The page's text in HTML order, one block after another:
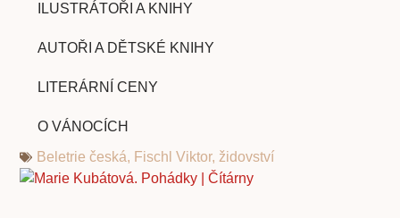
ILUSTRÁTOŘI A KNIHY
AUTOŘI A DĚTSKÉ KNIHY
LITERÁRNÍ CENY
O VÁNOCÍCH
Beletrie česká, Fischl Viktor, židovství